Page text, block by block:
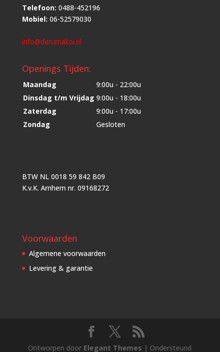
Telefoon: 0488-452196
Mobiel: 06-52579030
info@darumakoi.nl
Openings Tijden:
Maandag
9:00u - 22:00u
Dinsdag t/m Vrijdag 9:00u - 18:00u
Zaterdag
9:00u - 17:00u
Zondag
Gesloten
BTW NL 0018 59 842 B09
K.v.K. Arnhem nr. 09168272
Voorwaarden
Algemene voorwaarden
Levering & garantie
Ontworpen door Elegant Themes | Ondersteund